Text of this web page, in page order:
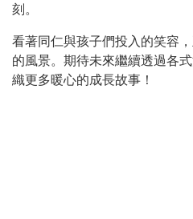
刻。
看著同仁與孩子們投入的笑容
的風景。期待未來繼續透過各
織更多暖心的成長故事！